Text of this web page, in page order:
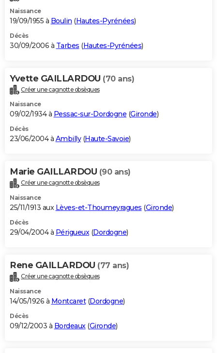
Naissance
19/09/1955 à Boulin (Hautes-Pyrénées)
Décès
30/09/2006 à Tarbes (Hautes-Pyrénées)
Yvette GAILLARDOU (70 ans)
Créer une cagnotte obsèques
Naissance
09/02/1934 à Pessac-sur-Dordogne (Gironde)
Décès
23/06/2004 à Ambilly(Haute-Savoie)
Marie GAILLARDOU (90 ans)
Créer une cagnotte obsèques
Naissance
25/11/1913 aux Lèves-et-Thoumeyragues (Gironde)
Décès
29/04/2004 à Périgueux(Dordogne)
Rene GAILLARDOU (77 ans)
Créer une cagnotte obsèques
Naissance
14/05/1926 à Montcaret(Dordogne)
Décès
09/12/2003 à Bordeaux(Gironde)